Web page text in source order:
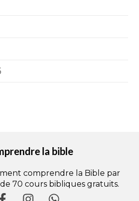
la bible
comprendre la Bible par
70 cours bibliques gratuits.